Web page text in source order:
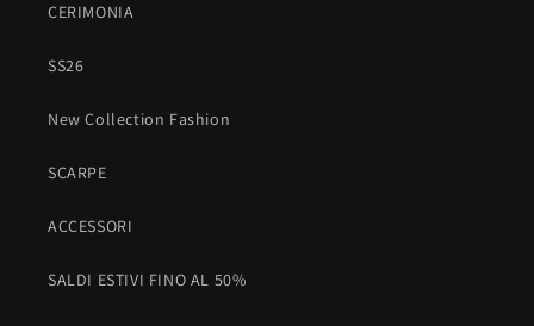
CERIMONIA
SS26
New Collection Fashion
SCARPE
ACCESSORI
SALDI ESTIVI FINO AL 50%